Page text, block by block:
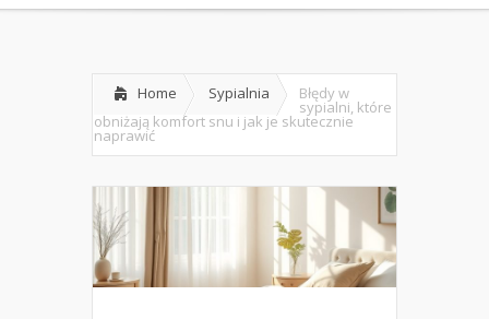
Home Sypialnia Błędy w
sypialni, które
obniżają komfort snu i jak je skutecznie
naprawić